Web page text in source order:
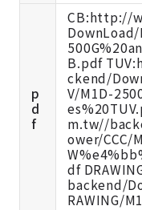
p
d
f
CB:http://
B.pdf
ckend/
V/M1D-
m.tw//
ower/CCC/
df
backend/
RAWING/